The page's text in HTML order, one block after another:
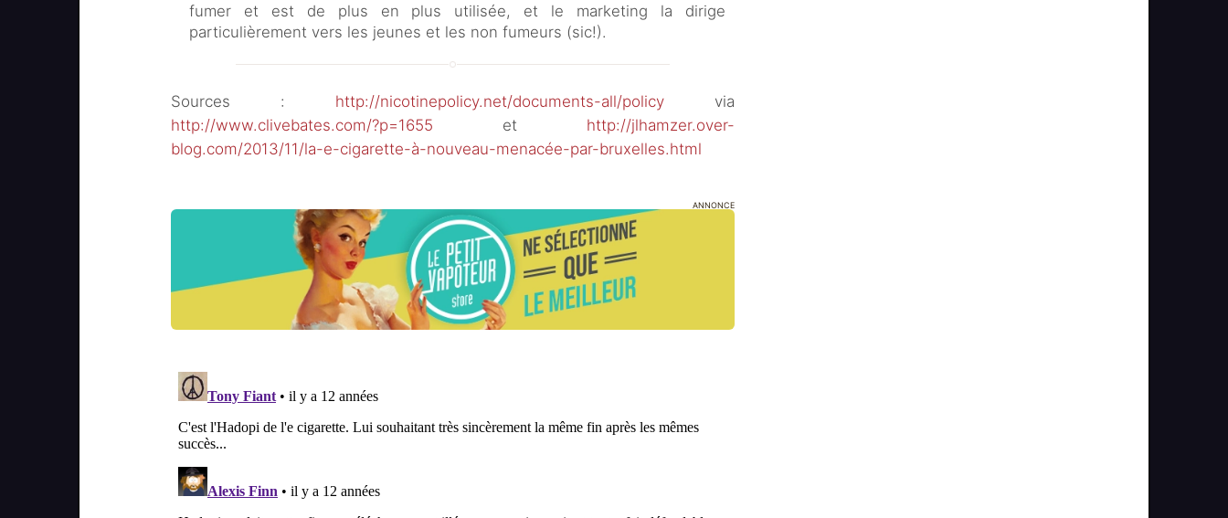
fumer et est de plus en plus utilisée, et le marketing la dirige
particulièrement vers les jeunes et les non fumeurs (sic!).
Sources : http://nicotinepolicy.net/documents-all/policyvia
http://www.clivebates.com/?p=1655 et http://jlhamzer.over-
blog.com/2013/11/la-e-cigarette-à-nouveau-menacée-par-bruxelles.html
ANNONCE